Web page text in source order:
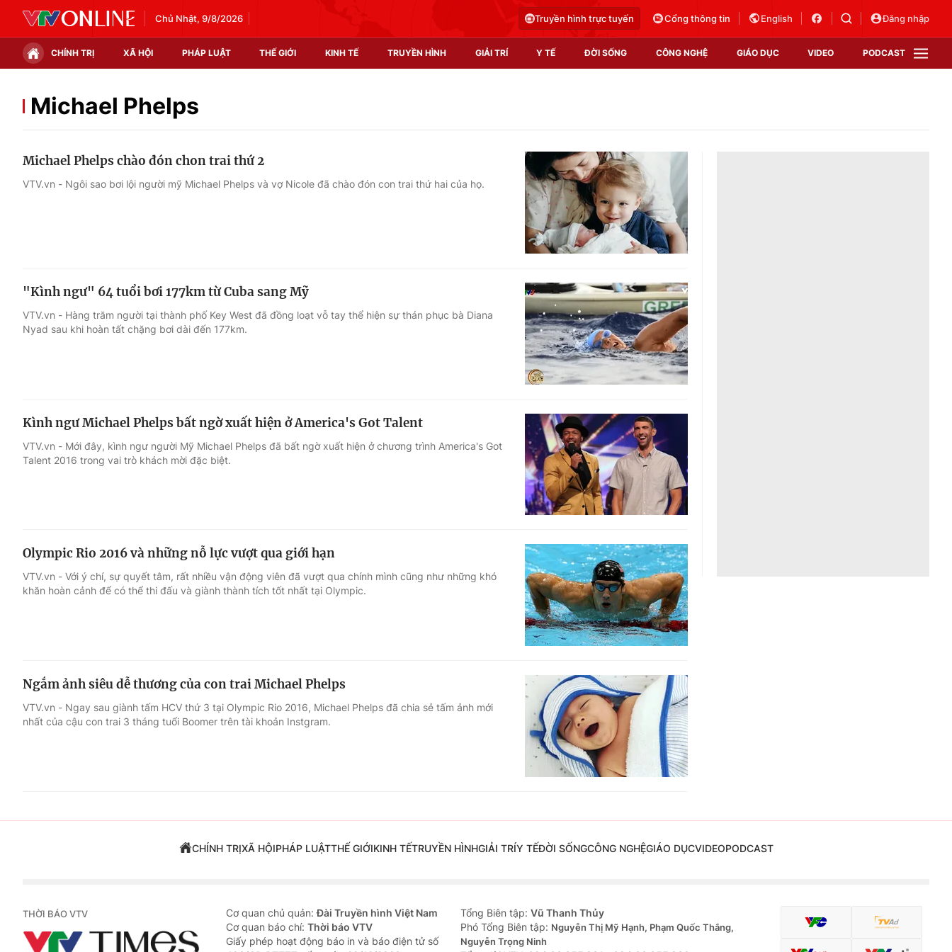
Chủ Nhật, 9/8/2026 Truyền hình trực tuyến Cổng thông tin English Đăng nhập
CHÍNH TRỊ XÃ HỘI PHÁP LUẬT THẾ GIỚI KINH TẾ TRUYỀN HÌNH GIẢI TRÍ Y TẾ ĐỜI SỐNG CÔNG NGHỆ GIÁO DỤC VIDEO PODCAST
Chính trị
Video
Shorts video
Podcast
EMagazine
Photo
Infographic
Góc ảnh
Điện ảnh
Âm nhạc
Sao
Du lịch
Làm đẹp
Chất lượng cuộc sống
Tuyển sinh
Học trực tuyến
Công nghệ
Hitech Công nghệ tương lai
Sản phẩm
Thị trường
Tư vấn
VTV Sức khoẻ
Michael Phelps
Michael Phelps chào đón chon trai thứ 2
VTV.vn - Ngôi sao bơi lội người mỹ Michael Phelps và vợ Nicole đã chào đón con trai thứ hai của họ.
"Kình ngư" 64 tuổi bơi 177km từ Cuba sang Mỹ
VTV.vn - Hàng trăm người tại thành phố Key West đã đồng loạt vỗ tay thể hiện sự thán phục bà Diana
Nyad sau khi hoàn tất chặng bơi dài đến 177km.
Kình ngư Michael Phelps bất ngờ xuất hiện ở America's Got Talent
VTV.vn - Mới đây, kình ngư người Mỹ Michael Phelps đã bất ngờ xuất hiện ở chương trình America's Got
Talent 2016 trong vai trò khách mời đặc biệt.
Olympic Rio 2016 và những nỗ lực vượt qua giới hạn
VTV.vn - Với ý chí, sự quyết tâm, rất nhiều vận động viên đã vượt qua chính mình cũng như những khó
khăn hoàn cảnh để có thể thi đấu và giành thành tích tốt nhất tại Olympic.
Ngắm ảnh siêu dễ thương của con trai Michael Phelps
VTV.vn - Ngay sau giành tấm HCV thứ 3 tại Olympic Rio 2016, Michael Phelps đã chia sẻ tấm ảnh mới
nhất của cậu con trai 3 tháng tuổi Boomer trên tài khoản Instgram.
CHÍNH TRỊXÃ HỘIPHÁP LUẬTTHẾ GIỚIKINH TẾTRUYỀN HÌNHGIẢI TRÍY TẾĐỜI SỐNGCÔNG NGHỆGIÁO DỤCVIDEOPODCAST
THỜI BÁO VTV Cơ quan chủ quản:Đài Truyền hình Việt Nam
Cơ quan báo chí: Thời báo VTV
Giấy phép hoạt động báo in và báo điện tử số
Tổng Biên tập: Vũ Thanh Thủy
Phó Tổng Biên tập: Nguyễn Thị Mỹ Hạnh, Phạm Quốc Thắng,
Nguyễn Trọng Ninh